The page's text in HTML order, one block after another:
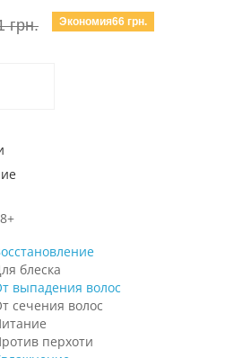
грн. Экономия66 грн.
блеска
выпадения волос
сечения волос
перхоти